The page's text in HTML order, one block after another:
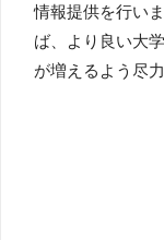
情報提供を行い
ば、より良い大
が増えるよう尽